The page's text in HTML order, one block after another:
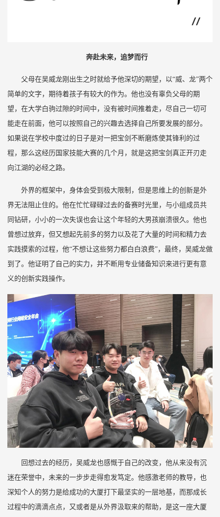
奔赴未来，追梦而行
父母在吴威龙刚出生之时就给予他深切的期望，以“威、龙”两个
简单的文字，期待着孩子有较大的作为。他也没有辜负父母的期
望，在大学白驹过隙的时间中，没有被时间推着走，尽自己一切可
能走在前面，他可以按照自己的兴趣去选择自己所要发展的部分。
如果说在学校中度过的日子是对一把宝剑不断磨炼使其锋利的过
程，那么这经历国家技能大赛的几个月，就是这把宝剑真正开刃走
向江湖的必经之路。
外界的框架中，身体会受到极大限制，但是思维上的创新是外
界无法阻止住的。他在忙忙碌碌过去的备赛时光里，与小组成员共
同钻研，小小的一次失误也会让这个年轻的大男孩崩溃很久。他也
曾想过放弃，但又想起先前多的努力以及花了大量的时间和精力去
实践摸索的过程，他“不想让这些努力都白白浪费”，最终，吴威龙做
到了。他证明了自己的实力，并不断用专业储备知识来进行更有意
义的创新实践操作。
回想过去的经历，吴威龙也感慨于自己的改变，他从来没有沉
迷在荣誉中，未来的一步步走得愈发笃定。他感激老师的教导，也
深知个人的努力是给成功的大厦打下最坚实的一层地基，而那成长
过程中的滴滴点点，又或者是从外界汲取来的帮助，是这一座大厦